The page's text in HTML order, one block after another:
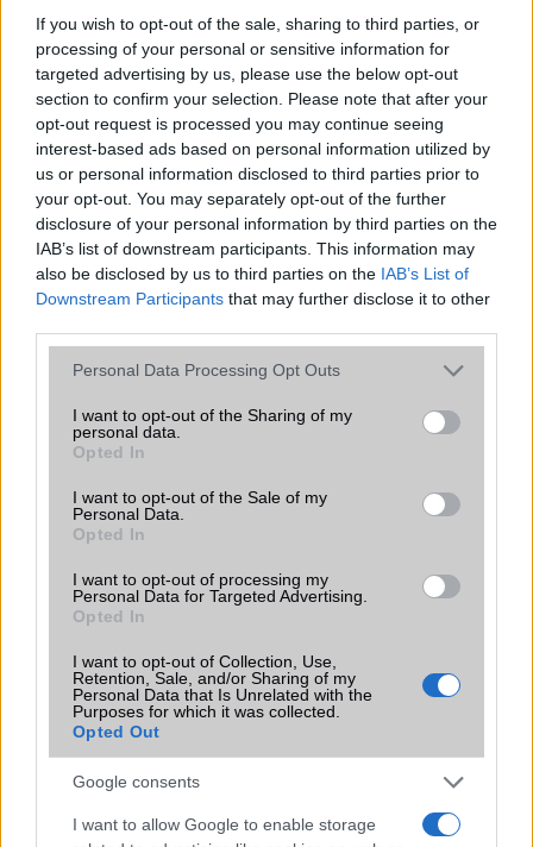
If you wish to opt-out of the sale, sharing to third parties, or
processing of your personal or sensitive information for
targeted advertising by us, please use the below opt-out
section to confirm your selection. Please note that after your
opt-out request is processed you may continue seeing
interest-based ads based on personal information utilized by
us or personal information disclosed to third parties prior to
your opt-out. You may separately opt-out of the further
disclosure of your personal information by third parties on the
IAB’s list of downstream participants. This information may
also be disclosed by us to third parties on the IAB’s List of
Downstream Participants that may further disclose it to other
Please note that this website/app uses one or more Google
not limited to your visit or usage behaviour. You may click to
grant or deny consent to Google and its third-party tags to
use your data for below specified purposes in below Google
consent section.
Personal Data Processing Opt Outs
I want to opt-out of the Sharing of my
personal data.
Opted In
I want to opt-out of the Sale of my
Personal Data.
Opted In
I want to opt-out of processing my
Personal Data for Targeted Advertising.
Opted In
I want to opt-out of Collection, Use,
Retention, Sale, and/or Sharing of my
Personal Data that Is Unrelated with the
Purposes for which it was collected.
Opted Out
Google consents
I want to allow Google to enable storage
Nyugati GSM
280.000 Ft (új)
Apple iPhone 15 Pro
Nyugati GSM
Számos népszerű Samsung Galaxy
frissítésből – itt a lista az érintett
modellekről
2026.06.30| Phone Arena
A One UI 9 érkezése új mesterséges intelligencia-
funkciókat és továbbfejlesztett kezelőfelületet hoz,
azonban több korábbi csúcskategóriás és középkategóriás
Galaxy készülék számára ez lesz az út vége.
iPhone 18 bemutató dátum - ekkor
csúcsmobilokról